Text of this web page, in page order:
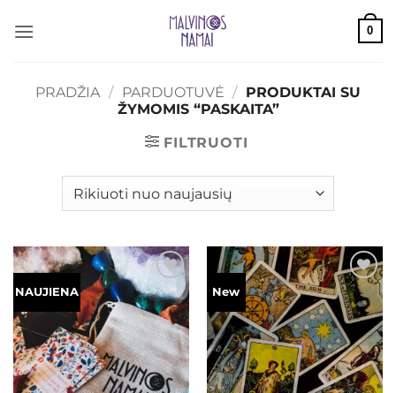
0
PRADŽIA / PARDUOTUVĖ / PRODUKTAI SU
ŽYMOMIS “PASKAITA”
FILTRUOTI
NAUJIENA Mėgstamiausias New Mėgstamiausias